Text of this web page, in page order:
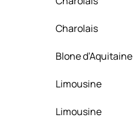
Charolais
Blone ďAquitaine
Limousine
Limousine